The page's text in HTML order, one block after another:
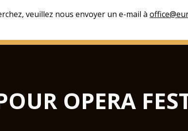
veuillez nous envoyer un e-mail à
OPERA